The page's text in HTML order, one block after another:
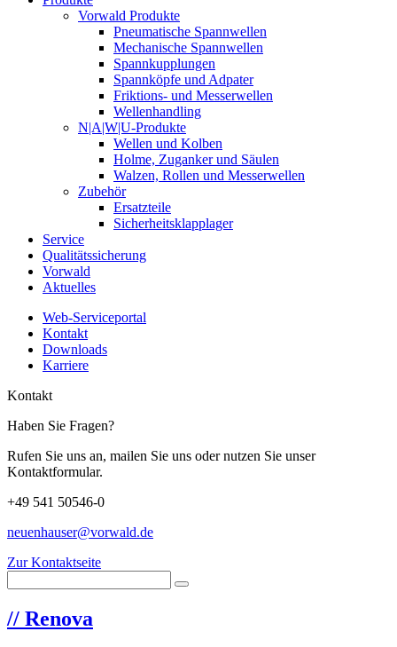
Vorwald Produkte
Pneumatische Spannwellen
Mechanische Spannwellen
Spannkupplungen
Spannköpfe und Adpater
Friktions- und Messerwellen
Wellenhandling
N|A|W|U-Produkte
Wellen und Kolben
Holme, Zuganker und Säulen
Walzen, Rollen und Messerwellen
Zubehör
Ersatzteile
Sicherheitsklapplager
Service
Qualitätssicherung
Vorwald
Aktuelles
Web-Serviceportal
Kontakt
Downloads
Karriere
Kontakt
Haben Sie Fragen?
Rufen Sie uns an, mailen Sie uns oder nutzen Sie unser
Kontaktformular.
+49 541 50546-0
neuenhauser@vorwald.de
Zur Kontaktseite
// Renova